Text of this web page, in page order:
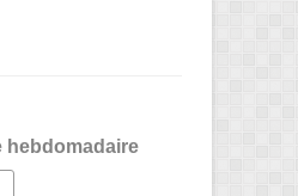
hebdomadaire